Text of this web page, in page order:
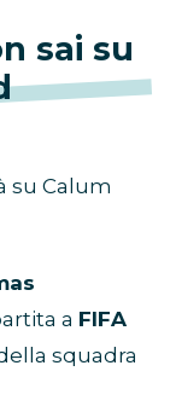
sai su
su Calum
a FIFA
squadra